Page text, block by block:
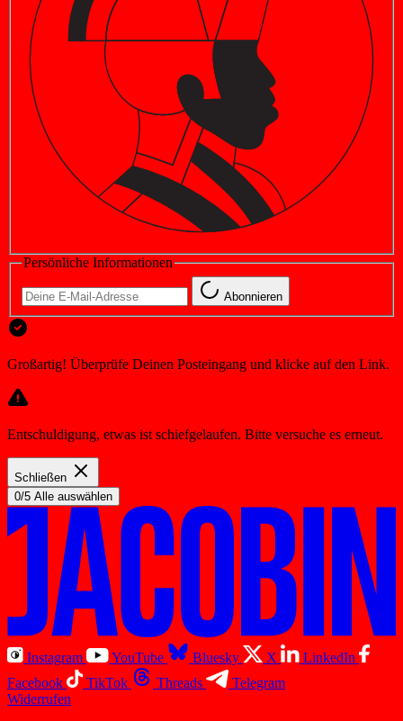
Persönliche Informationen
Abonnieren
Großartig! Überprüfe Deinen Posteingang und klicke auf den Link.
Entschuldigung, etwas ist schiefgelaufen. Bitte versuche es erneut.
Schließen
0/5 Alle auswählen
Instagram YouTube Bluesky X
LinkedIn
Facebook
TikTok Threads
Telegram
Widerrufen